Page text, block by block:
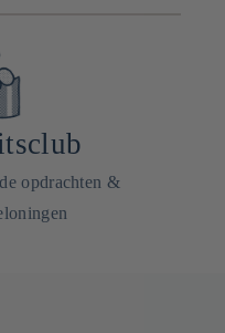
opdrachten &